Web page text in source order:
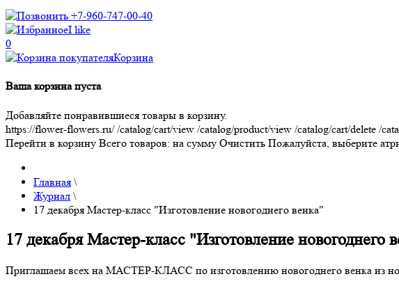
+7-960-747-00-40
I like
0
Корзина
Ваша корзина пуста
Добавляйте понравившиеся товары в корзину.
https://flower-flowers.ru/ /catalog/cart/view /catalog/product/view /catalog/cart/delete /
Перейти в корзину Всего товаров: на сумму Очистить Пожалуйста, выберите
Главная \
Журнал \
17 декабря Мастер-класс "Изготовление новогоднего венка"
17 декабря Мастер-класс "Изготовление новогоднего
Приглашаем всех на МАСТЕР-КЛАСС по изготовлению новогоднего венка из